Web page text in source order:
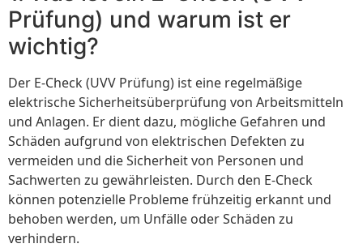
Prüfung) und warum ist er
wichtig?
Der E-Check (UVV Prüfung) ist eine regelmäßige
elektrische Sicherheitsüberprüfung von Arbeitsmitteln
und Anlagen. Er dient dazu, mögliche Gefahren und
Schäden aufgrund von elektrischen Defekten zu
vermeiden und die Sicherheit von Personen und
Sachwerten zu gewährleisten. Durch den E-Check
können potenzielle Probleme frühzeitig erkannt und
behoben werden, um Unfälle oder Schäden zu
verhindern.